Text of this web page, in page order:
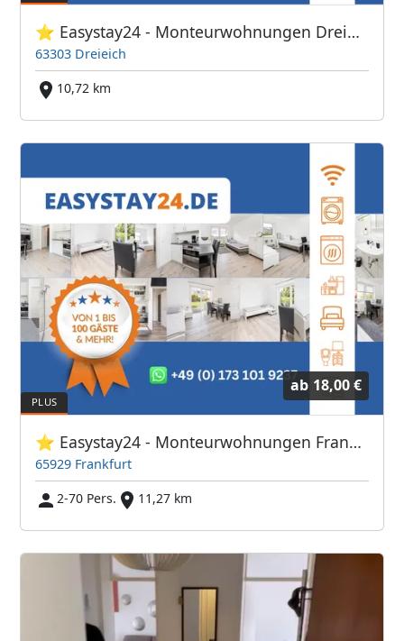
⭐ Easystay24 - Monteurwohnungen Dreieich
63303 Dreieich
10,72 km
ab 18,00 €
⭐ Easystay24 - Monteurwohnungen Frankfurt Flughafen
65929 Frankfurt
2-70 Pers.
11,27 km